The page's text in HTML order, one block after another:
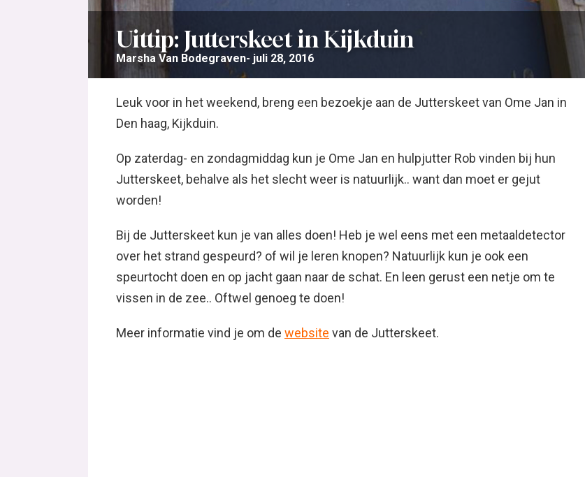
Uittip: Jutterskeet in Kijkduin
Marsha Van Bodegraven juli 28, 2016
Leuk voor in het weekend, breng een bezoekje aan de Jutterskeet van Ome Jan in
Den haag, Kijkduin.
Op zaterdag- en zondagmiddag kun je Ome Jan en hulpjutter Rob vinden bij hun
Jutterskeet, behalve als het slecht weer is natuurlijk.. want dan moet er gejut
worden!
Bij de Jutterskeet kun je van alles doen! Heb je wel eens met een metaaldetector
over het strand gespeurd? of wil je leren knopen? Natuurlijk kun je ook een
speurtocht doen en op jacht gaan naar de schat. En leen gerust een netje om te
vissen in de zee.. Oftwel genoeg te doen!
Meer informatie vind je om de website van de Jutterskeet.